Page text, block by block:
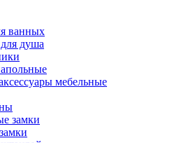
ванных
душа
мебельные
замки